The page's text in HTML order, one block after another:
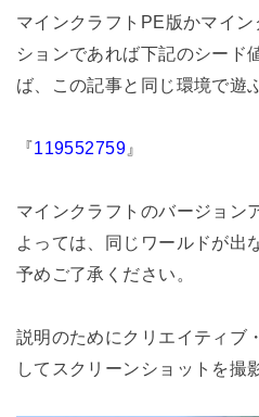
マインクラフトPE版かマイ
ションであれば下記のシード
ば、この記事と同じ環境で遊
『119552759』
マインクラフトのバージョン
よっては、同じワールドが出
予めご了承ください。
説明のためにクリエイティブ
してスクリーンショットを撮